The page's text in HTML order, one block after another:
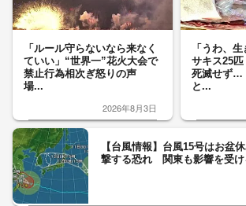
「ルール守らないなら来なく
ていい」“世界一”花火大会で
禁止行為相次ぎ怒りの声
場...
2026年8月3日
「うわ、
サキス25
死滅せず…
と...
【台風情報】台風15号はお盆
撃する恐れ 関東も影響を受け